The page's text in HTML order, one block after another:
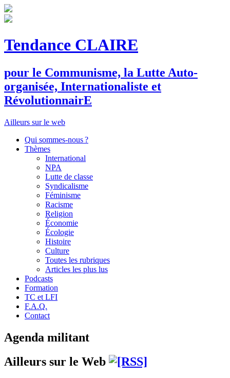
Tendance CLAIRE
pour le Communisme, la Lutte Auto-
organisée, Internationaliste et
RévolutionnairE
Ailleurs sur le web
Qui sommes-nous ?
Thèmes
International
NPA
Lutte de classe
Syndicalisme
Féminisme
Racisme
Religion
Économie
Écologie
Histoire
Culture
Toutes les rubriques
Articles les plus lus
Podcasts
Formation
TC et LFI
F.A.Q.
Contact
Agenda militant
Ailleurs sur le Web